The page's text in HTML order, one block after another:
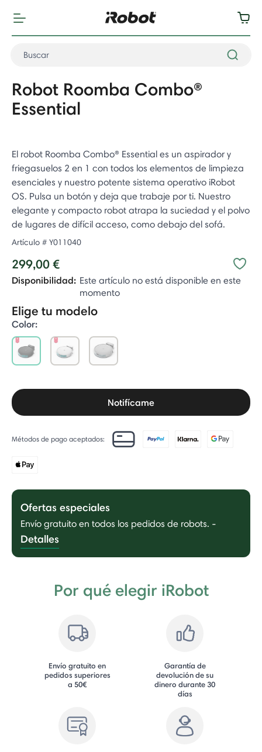
Robot Roomba Combo®
Essential
El robot Roomba Combo® Essential es un aspirador y
friegasuelos 2 en 1 con todos los elementos de limpieza
esenciales y nuestro potente sistema operativo iRobot
OS. Pulsa un botón y deja que trabaje por ti. Nuestro
elegante y compacto robot atrapa la suciedad y el polvo
de lugares de difícil acceso, como debajo del sofá. ​
Artículo # Y011040
299,00 €
Disponibilidad: Este artículo no está disponible en este
momento
Elige tu modelo
Color:
Notifícame
Métodos de pago aceptados:
Ofertas especiales
Envío gratuito en todos los pedidos de robots. -
Detalles
Por qué elegir iRobot
Envío gratuito en
pedidos superiores
a 50€
Garantía de
devolución de su
dinero durante 30
días